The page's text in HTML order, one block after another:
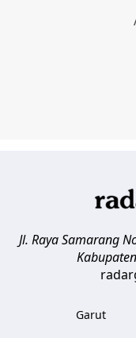
Jl. Raya Samarang
Garut